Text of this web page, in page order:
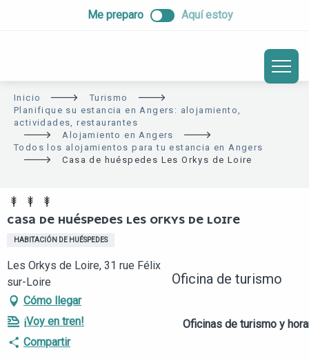
Me preparo Aquí estoy
Oficina de turismo
Oficinas de turismo y
Inicio
Turismo
Planifique su estancia en Angers: alojamiento,
actividades, restaurantes
Alojamiento en Angers
Todos los alojamientos para tu estancia en Angers
Casa de huéspedes Les Orkys de Loire
CASA DE HUÉSPEDES LES ORKYS DE LOIRE
HABITACIÓN DE HUÉSPEDES
Les Orkys de Loire, 31 rue Félix Faure, 49290 Chalonnes-
sur-Loire
Cómo llegar
¡Voy en tren!
Compartir